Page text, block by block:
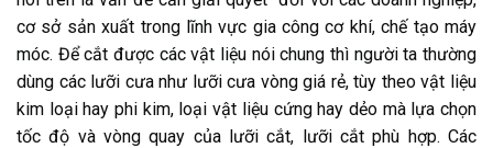
cơ sở sản xuất trong lĩnh vực gia công cơ khí, chế tạo máy
móc. Để cắt được các vật liệu nói chung thì người ta thường
dùng các lưỡi cưa như lưỡi cưa vòng giá rẻ, tùy theo vật liệu
kim loại hay phi kim, loại vật liệu cứng hay dẻo mà lựa chọn
tốc độ và vòng quay của lưỡi cắt, lưỡi cắt phù hợp. Các